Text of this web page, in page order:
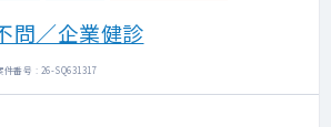
問／企業健診
番号 : 26-SQ631317